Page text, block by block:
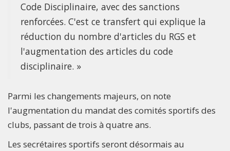
Code Disciplinaire, avec des sanctions
renforcées. C'est ce transfert qui explique la
réduction du nombre d'articles du RGS et
l'augmentation des articles du code
disciplinaire. »
Parmi les changements majeurs, on note
l'augmentation du mandat des comités sportifs des
clubs, passant de trois à quatre ans.
Les secrétaires sportifs seront désormais au